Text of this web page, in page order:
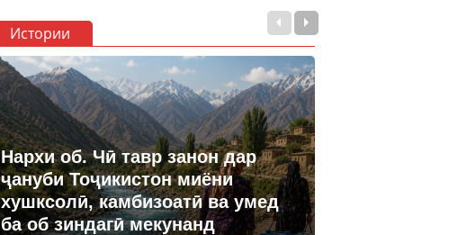
Истории
Нархи об. Чӣ тавр занон дар
ҷануби Тоҷикистон миёни
хушксолӣ, камбизоатӣ ва умед
ба об зиндагӣ мекунанд